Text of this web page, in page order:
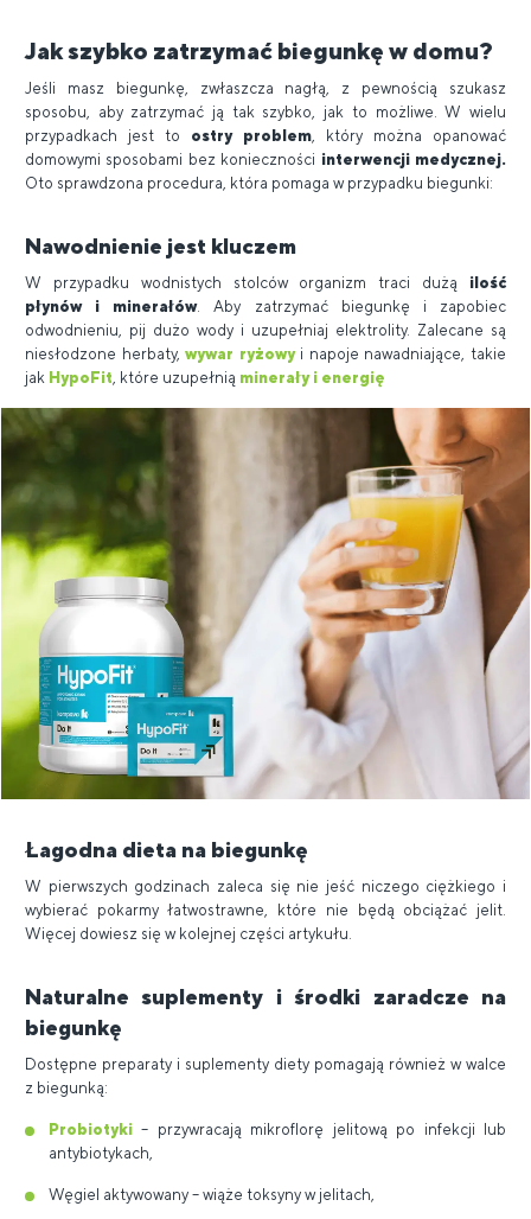
Jak szybko zatrzymać biegunkę w domu?
Jeśli masz biegunkę, zwłaszcza nagłą, z pewnością szukasz
sposobu, aby zatrzymać ją tak szybko, jak to możliwe. W wielu
przypadkach jest to ostry problem , który można opanować
domowymi sposobami bez konieczności interwencji medycznej.
Oto sprawdzona procedura, która pomaga w przypadku biegunki:
Nawodnienie jest kluczem
W przypadku wodnistych stolców organizm traci dużą ilość
płynów i minerałów. Aby zatrzymać biegunkę i zapobiec
odwodnieniu, pij dużo wody i uzupełniaj elektrolity. Zalecane są
niesłodzone herbaty,wywar ryżowyi napoje nawadniające, takie
jak HypoFit , które uzupełnią minerały i energię
Łagodna dieta na biegunkę
W pierwszych godzinach zaleca się nie jeść niczego ciężkiego i
wybierać pokarmy łatwostrawne, które nie będą obciążać jelit.
Więcej dowiesz się w kolejnej części artykułu.
Naturalne suplementy i środki zaradcze na
biegunkę
Dostępne preparaty i suplementy diety pomagają również w walce
z biegunką:
Probiotyki – przywracają mikroflorę jelitową po infekcji lub
antybiotykach,
Węgiel aktywowany – wiąże toksyny w jelitach,